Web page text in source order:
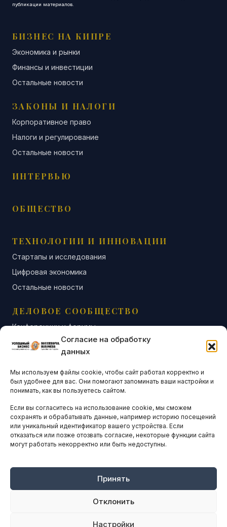
Согласие на обработку
данных
Мы используем файлы cookie, чтобы сайт работал корректно и
был удобнее для вас. Они помогают запоминать ваши настройки и
понимать, как вы пользуетесь сайтом.
Если вы согласитесь на использование cookie, мы сможем
сохранять и обрабатывать данные, например историю посещений
или уникальный идентификатор вашего устройства. Если
отказаться или позже отозвать согласие, некоторые функции сайта
могут работать некорректно или быть недоступны.
Принять
Отклонить
Настройки
публикации материалов.
БИЗНЕС НА КИПРЕ
Экономика и рынки
Финансы и инвестиции
Остальные новости
ЗАКОНЫ И НАЛОГИ
Корпоративное право
Налоги и регулирование
Остальные новости
ИНТЕРВЬЮ
ОБЩЕСТВО
ТЕХНОЛОГИИ И ИННОВАЦИИ
Стартапы и исследования
Цифровая экономика
Остальные новости
ДЕЛОВОЕ СООБЩЕСТВО
Конференции и форумы
Бизнес-клубы и ассоциации
Остальные новости
АНАЛИТИКА И СТАТИСТИКА
ARTICLES IN ENGLISH
НАВИГАЦИЯ
Оплата онлайн